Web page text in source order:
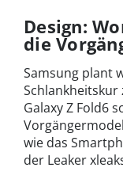
Design:
die
Samsung plant
Schlankheitskur
Galaxy Z Fold6
wie das
der Leaker